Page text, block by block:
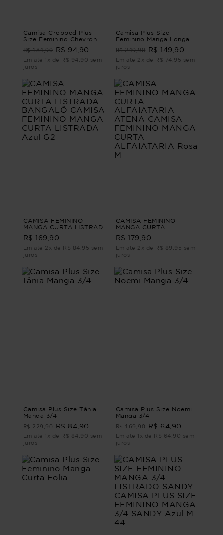
Camisa Cropped Plus
Size Feminino Chevron
Manga Curta
R$ 184,90 R$ 94,90
Em até 1x de R$ 94,90 sem
juros
Camisa Plus Size
Feminino Manga Longa
R$ 249,90 R$ 149,90
Em até 2x de R$ 74,95 sem
juros
CAMISA FEMININO
MANGA CURTA LISTRADA
BANGALÔ CAMISA
FEMININO MANGA CURTA
LISTRADA Azul G2
R$ 169,90
Em até 2x de R$ 84,95 sem
juros
CAMISA FEMININO
MANGA CURTA
ALFAIATARIA ATENA
CAMISA FEMININO
MANGA CURTA
ALFAIATARIA Rosa M
R$ 179,90
Em até 2x de R$ 89,95 sem
juros
Camisa Plus Size Tânia
Manga 3/4
R$ 229,90 R$ 84,90
Em até 1x de R$ 84,90 sem
juros
Camisa Plus Size Noemi
Manga 3/4
R$ 169,90 R$ 64,90
Em até 1x de R$ 64,90 sem
juros